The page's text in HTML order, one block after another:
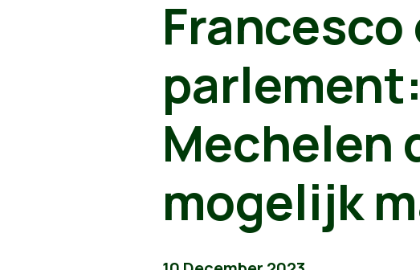
Mechelen
mogelijk